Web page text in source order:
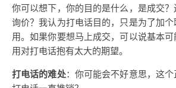
你可以想下，你的目的是什么，是成交
询价？我认为打电话目的，只是为了加
用。如果你要想马上成交，可以说基本
用对打电话抱有太大的期望。
打电话的难处：你可能会不好意思，这